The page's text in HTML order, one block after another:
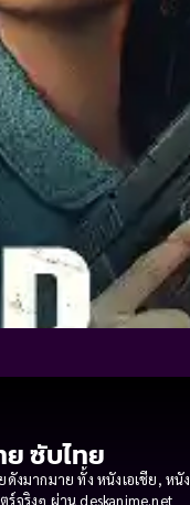
ซับไทย
มากมาย ทั้ง หนังเอเชีย, หนั
จริงๆ ผ่าน deskanime.net